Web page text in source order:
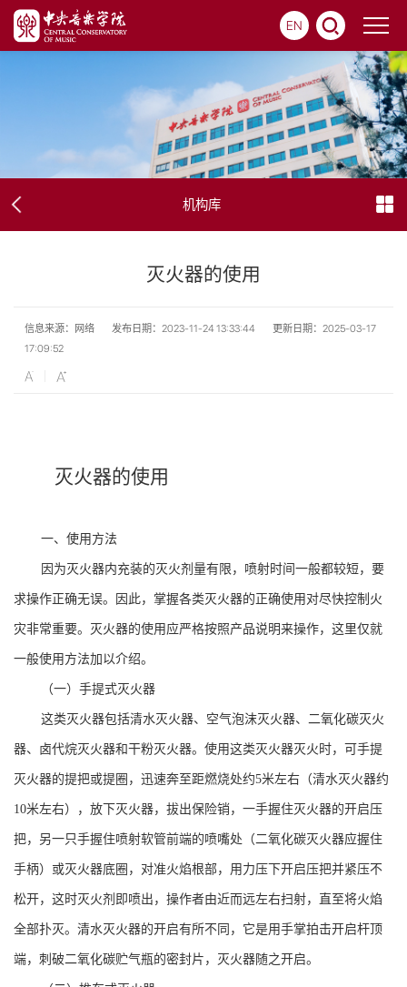
EN
机构库
灭火器的使用
信息来源：网络 发布日期：2023-11-24 13:33:44
更新日期：2025-03-17
17:09:52
灭火器的使用
一、使用方法
因为灭火器内充装的灭火剂量有限，喷射时间一般都较短，要
求操作正确无误。因此，掌握各类灭火器的正确使用对尽快控制火
灾非常重要。灭火器的使用应严格按照产品说明来操作，这里仅就
一般使用方法加以介绍。
（一）手提式灭火器
这类灭火器包括清水灭火器、空气泡沫灭火器、二氧化碳灭火
器、卤代烷灭火器和干粉灭火器。使用这类灭火器灭火时，可手提
灭火器的提把或提圈，迅速奔至距燃烧处约5米左右（清水灭火器约
10米左右），放下灭火器，拔出保险销，一手握住灭火器的开启压
把，另一只手握住喷射软管前端的喷嘴处（二氧化碳灭火器应握住
手柄）或灭火器底圈，对准火焰根部，用力压下开启压把并紧压不
松开，这时灭火剂即喷出，操作者由近而远左右扫射，直至将火焰
全部扑灭。清水灭火器的开启有所不同，它是用手掌拍击开启杆顶
端，刺破二氧化碳贮气瓶的密封片，灭火器随之开启。